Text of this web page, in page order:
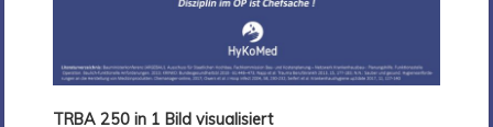
TRBA 250 in 1 Bild visualisiert